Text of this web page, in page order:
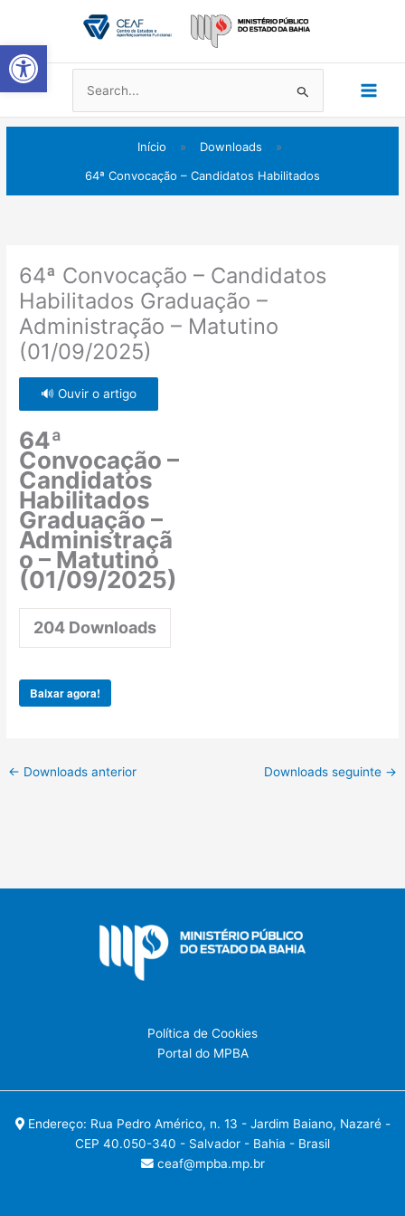
o
conteúdo
Pesquisar
por:
Início » Downloads
»
64ª Convocação – Candidatos Habilitados
64ª Convocação – Candidatos
Habilitados Graduação –
Administração – Matutino
(01/09/2025)
🔊 Ouvir o artigo
64ª
Convocação –
Candidatos
Habilitados
Graduação –
Administraçã
o – Matutino
(01/09/2025)
204 Downloads
Baixar agora!
← Downloads anterior Downloads seguinte →
Política de Cookies
Portal do MPBA
Endereço: Rua Pedro Américo, n. 13 - Jardim Baiano, Nazaré -
CEP 40.050-340 - Salvador - Bahia - Brasil
ceaf@mpba.mp.br
Abrir a barra de ferramentas